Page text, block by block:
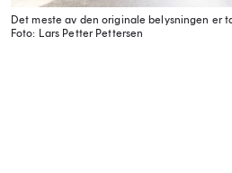
Det meste av den originale belysningen er
Foto: Lars Petter Pettersen